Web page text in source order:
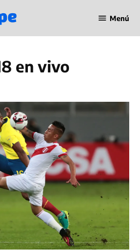
en Línea
Menú
en vivo